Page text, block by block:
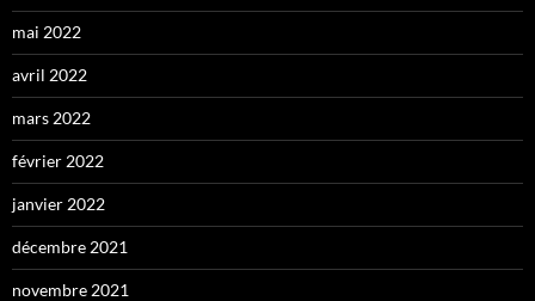
mai 2022
avril 2022
mars 2022
février 2022
janvier 2022
décembre 2021
novembre 2021